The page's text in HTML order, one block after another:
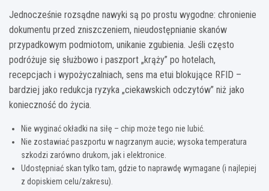
Jednocześnie rozsądne nawyki są po prostu wygodne: chronienie
dokumentu przed zniszczeniem, nieudostępnianie skanów
przypadkowym podmiotom, unikanie zgubienia. Jeśli często
podróżuje się służbowo i paszport „krąży” po hotelach,
recepcjach i wypożyczalniach, sens ma etui blokujące RFID –
bardziej jako redukcja ryzyka „ciekawskich odczytów” niż jako
konieczność do życia.
Nie wyginać okładki na siłę – chip może tego nie lubić.
Nie zostawiać paszportu w nagrzanym aucie; wysoka temperatura
szkodzi zarówno drukom, jak i elektronice.
Udostępniać skan tylko tam, gdzie to naprawdę wymagane (i najlepiej
z dopiskiem celu/zakresu).